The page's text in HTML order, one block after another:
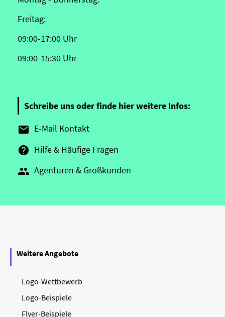
Freitag:
09:00-17:00 Uhr
09:00-15:30 Uhr
Schreibe uns oder finde hier weitere Infos:
 E-Mail Kontakt
 Hilfe & Häufige Fragen
 Agenturen & Großkunden
Weitere Angebote
Logo-Wettbewerb
Logo-Beispiele
Flyer-Beispiele